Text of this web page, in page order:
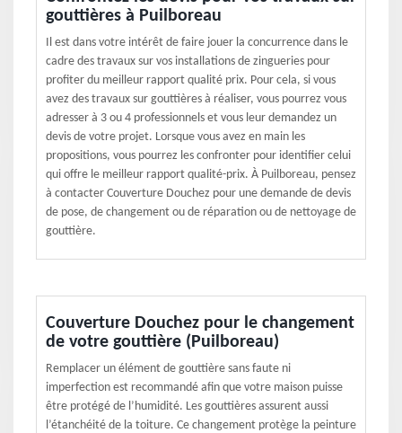
gouttières à Puilboreau
Il est dans votre intérêt de faire jouer la concurrence dans le
cadre des travaux sur vos installations de zingueries pour
profiter du meilleur rapport qualité prix. Pour cela, si vous
avez des travaux sur gouttières à réaliser, vous pourrez vous
adresser à 3 ou 4 professionnels et vous leur demandez un
devis de votre projet. Lorsque vous avez en main les
propositions, vous pourrez les confronter pour identifier celui
qui offre le meilleur rapport qualité-prix. À Puilboreau, pensez
à contacter Couverture Douchez pour une demande de devis
de pose, de changement ou de réparation ou de nettoyage de
gouttière.
Couverture Douchez pour le changement
de votre gouttière (Puilboreau)
Remplacer un élément de gouttière sans faute ni
imperfection est recommandé afin que votre maison puisse
être protégé de l’humidité. Les gouttières assurent aussi
l’étanchéité de la toiture. Ce changement protège la peinture